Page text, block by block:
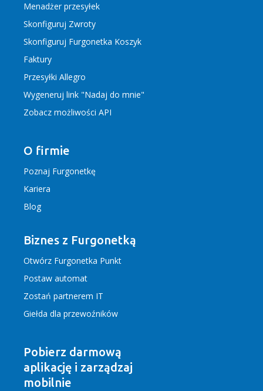
Menadżer przesyłek
Skonfiguruj Zwroty
Skonfiguruj Furgonetka Koszyk
Faktury
Przesyłki Allegro
Wygeneruj link "Nadaj do mnie"
Zobacz możliwości API
O firmie
Poznaj Furgonetkę
Kariera
Blog
Biznes z Furgonetką
Otwórz Furgonetka Punkt
Postaw automat
Zostań partnerem IT
Giełda dla przewoźników
Pobierz darmową
aplikację i zarządzaj
mobilnie